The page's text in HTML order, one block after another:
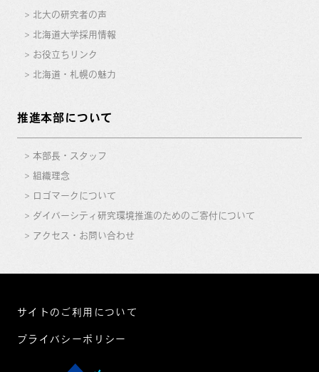
北大の研究者の声
北海道大学採用情報
お役立ちリンク
北海道・札幌の魅力
推進本部について
本部長・スタッフ
組織理念
ロゴマークについて
ダイバーシティ研究環境推進のためのご寄付について
アクセス・お問い合わせ
サイトのご利用について
プライバシーポリシー